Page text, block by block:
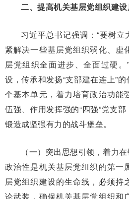
二、提高机关基层党组织建
习近平总书记强调：“要树
紧解决一些基层党组织弱化、虚
层党组织全面进步、全面过硬
设，传承和发扬“支部建在连上”
个基本单元，着力培育政治功能
伍强、作用发挥强的“四强”党支
锻造成坚强有力的战斗堡垒。
（一）突出思想引领，着力
政治性是机关基层党组织的第一
层党组织建设的生命线，必须持
论武装，确保机关基层党组织和